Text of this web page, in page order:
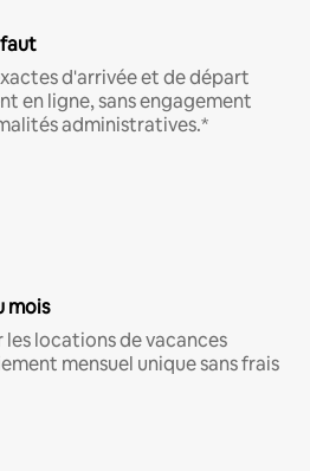
d'arrivée et de départ
en ligne, sans engagement
administratives.*
mois
les locations de vacances
mensuel unique sans frais